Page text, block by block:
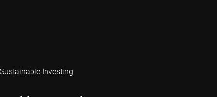
Sustainable Investing